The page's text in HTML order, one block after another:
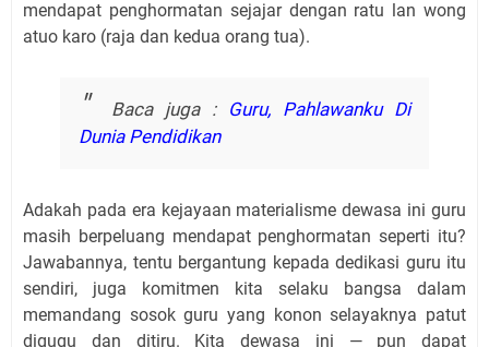
mendapat penghormatan sejajar dengan ratu lan wong
atuo karo (raja dan kedua orang tua).
Baca juga : Guru, Pahlawanku Di
Dunia Pendidikan
Adakah pada era kejayaan materialisme dewasa ini guru
masih berpeluang mendapat penghormatan seperti itu?
Jawabannya, tentu bergantung kepada dedikasi guru itu
sendiri, juga komitmen kita selaku bangsa dalam
memandang sosok guru yang konon selayaknya patut
digugu dan ditiru. Kita dewasa ini — pun dapat